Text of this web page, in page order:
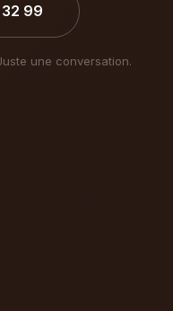
32 99
une conversation.